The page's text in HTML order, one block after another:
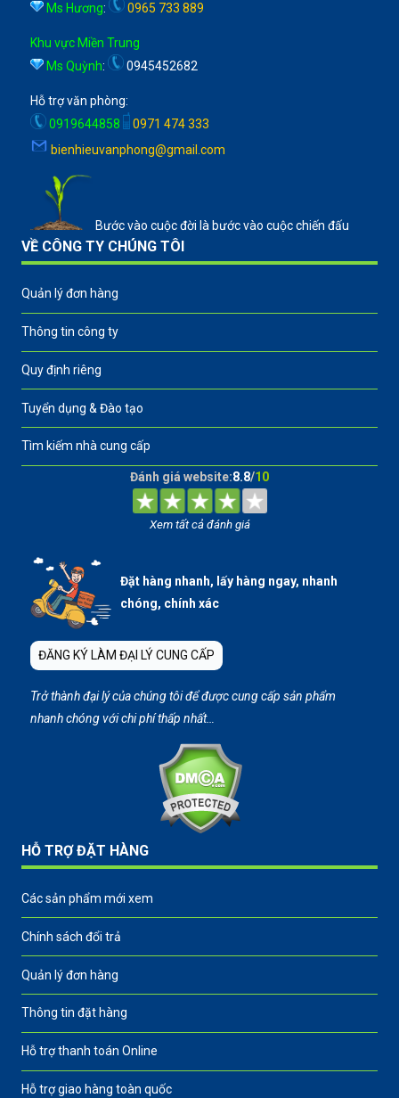
Ms Hương: 0965 733 889
Khu vực Miền Trung
Ms Quỳnh: 0945452682
Hỗ trợ văn phòng:
0919644858
0971 474 333
bienhieuvanphong@gmail.com
Bước vào cuộc đời là bước vào cuộc chiến đấu
VỀ CÔNG TY CHÚNG TÔI
Quản lý đơn hàng
Thông tin công ty
Quy định riêng
Tuyển dụng & Đào tạo
Tìm kiếm nhà cung cấp
Đánh giá website:8.8/10
Xem tất cả đánh giá
Đặt hàng nhanh, lấy hàng ngay, nhanh
chóng, chính xác
ĐĂNG KÝ LÀM ĐẠI LÝ CUNG CẤP
Trở thành đại lý của chúng tôi để được cung cấp sản phẩm
nhanh chóng với chi phí thấp nhất…
HỖ TRỢ ĐẶT HÀNG
Các sản phẩm mới xem
Chính sách đổi trả
Quản lý đơn hàng
Thông tin đặt hàng
Hỗ trợ thanh toán Online
Hỗ trợ giao hàng toàn quốc